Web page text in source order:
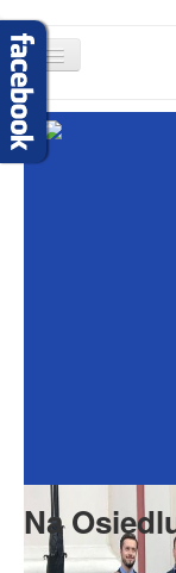
Przełącz
nawigację
Start
O nas
Rada Seniorów
Na